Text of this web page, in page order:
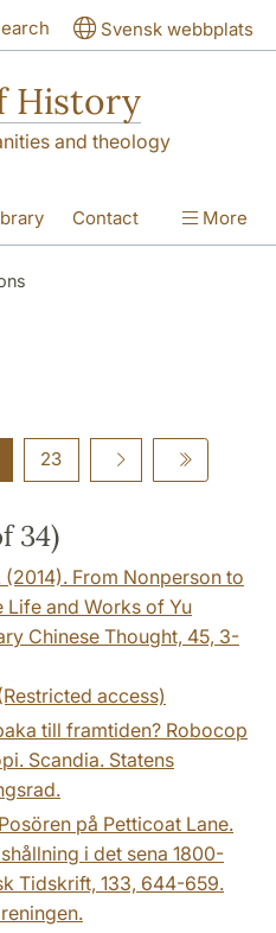
Svensk webbplats
History
and theology
Contact More
23
34)
(2014). From Nonperson to
Life and Works of Yu
Chinese Thought, 45, 3-
access)
till framtiden? Robocop
Scandia. Statens
på Petticoat Lane.
i det sena 1800-
Tidskrift, 133, 644-659.